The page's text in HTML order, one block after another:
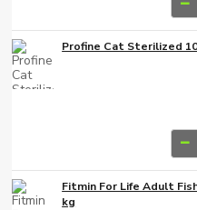
Profine Cat Sterilized
Fitmin For Life Adult
kg